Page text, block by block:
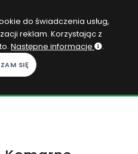
Zaloguj się
do świadczenia usług,
reklam. Korzystając z
Następne informacje .